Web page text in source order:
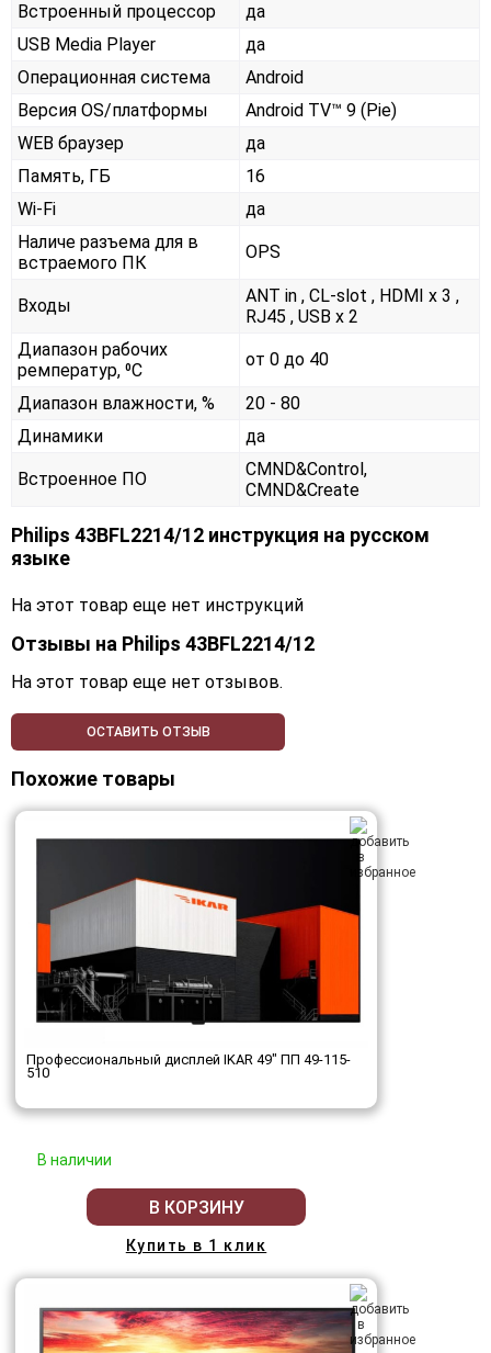
Встроенный процессор
да
USB Media Player
да
Операционная система
Android
Версия OS/платформы
Android TV™ 9 (Pie)
WEB браузер
да
Память, ГБ
16
Wi-Fi
да
Наличе разъема для в
встраемого ПК
OPS
Входы
ANT in , CL-slot , HDMI x 3 ,
RJ45 , USB x 2
Диапазон рабочих
ремператур, ⁰С
от 0 до 40
Диапазон влажности, %
20 - 80
Динамики
да
Встроенное ПО
CMND&Control,
CMND&Create
Philips 43BFL2214/12 инструкция на русском
языке
На этот товар еще нет инструкций
Отзывы на Philips 43BFL2214/12
На этот товар еще нет отзывов.
ОСТАВИТЬ ОТЗЫВ
Похожие товары
Профессиональный дисплей IKAR 49" ПП 49-115-
510
В наличии
В КОРЗИНУ
Купить в 1 клик